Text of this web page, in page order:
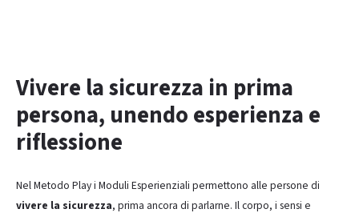
Vivere la sicurezza in prima
persona, unendo esperienza e
riflessione
Nel Metodo Play i Moduli Esperienziali permettono alle persone di
vivere la sicurezza, prima ancora di parlarne. Il corpo, i sensi e